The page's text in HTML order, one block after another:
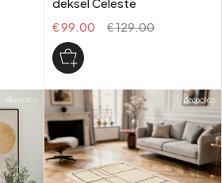
€ 99.00
€ 129.00